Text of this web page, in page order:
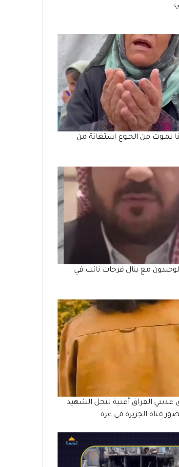
نـمـوت من الجـوع استغاثة من
مع ينال فرحات نائب في
الفراق أغنية لنجل الشهيد
قناة الجزيرة في غزة